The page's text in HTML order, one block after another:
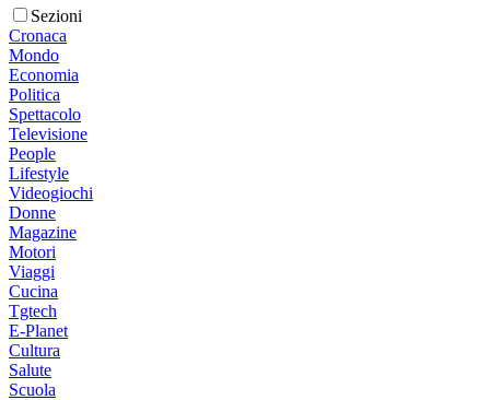
Sezioni
Cronaca
Mondo
Economia
Politica
Spettacolo
Televisione
People
Lifestyle
Videogiochi
Donne
Magazine
Motori
Viaggi
Cucina
Tgtech
E-Planet
Cultura
Salute
Scuola